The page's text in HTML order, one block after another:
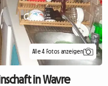
Alle 4 Fotos anzeigen
in Wavre